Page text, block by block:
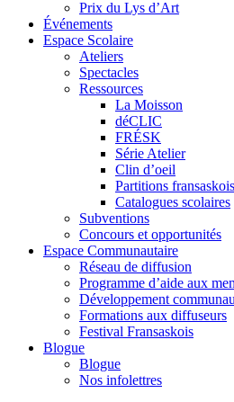
Prix du Lys d’Art
Événements
Espace Scolaire
Ateliers
Spectacles
Ressources
La Moisson
déCLIC
FRÉSK
Série Atelier
Clin d’oeil
Partitions
Catalogues scolaires
Subventions
Concours et opportunités
Espace Communautaire
Réseau de diffusion
Programme d’aide aux
Développement
Formations aux diffuseurs
Festival Fransaskois
Blogue
Blogue
Nos infolettres